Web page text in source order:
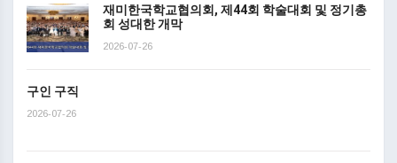
재미한국학교협의회, 제44회 학술대회 및 정기총
회 성대한 개막
2026-07-26
구인 구직
2026-07-26